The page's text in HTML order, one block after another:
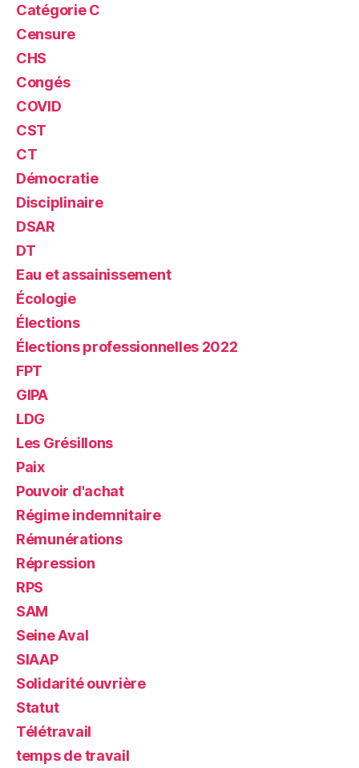
Catégorie C
Censure
CHS
Congés
COVID
CST
CT
Démocratie
Disciplinaire
DSAR
DT
Eau et assainissement
Écologie
Élections
Élections professionnelles 2022
FPT
GIPA
LDG
Les Grésillons
Paix
Pouvoir d'achat
Régime indemnitaire
Rémunérations
Répression
RPS
SAM
Seine Aval
SIAAP
Solidarité ouvrière
Statut
Télétravail
temps de travail